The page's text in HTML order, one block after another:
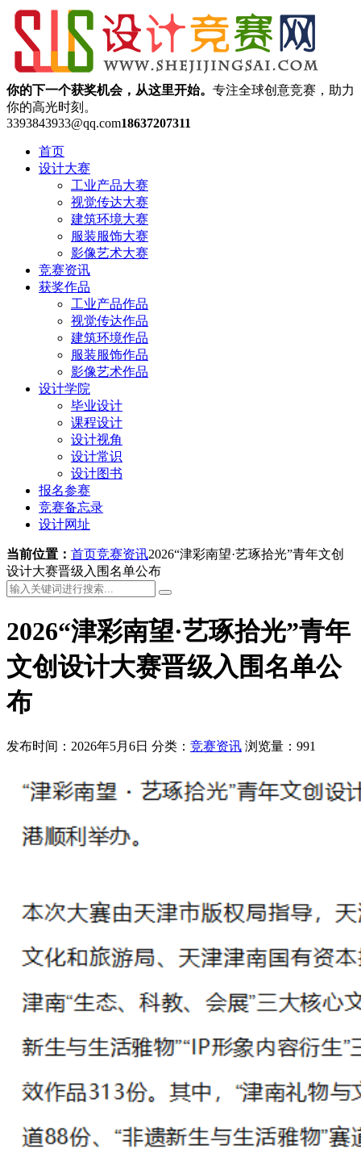
你的下一个获奖机会，从这里开始。 专注全球创意竞赛，助力
你的高光时刻。
3393843933@qq.com18637207311
首页
设计大赛
工业产品大赛
视觉传达大赛
建筑环境大赛
服装服饰大赛
影像艺术大赛
竞赛资讯
获奖作品
工业产品作品
视觉传达作品
建筑环境作品
服装服饰作品
影像艺术作品
设计学院
毕业设计
课程设计
设计视角
设计常识
设计图书
报名参赛
竞赛备忘录
设计网址
当前位置： 首页竞赛资讯2026“津彩南望·艺琢拾光”青年文创
设计大赛晋级入围名单公布
2026“津彩南望·艺琢拾光”青年
文创设计大赛晋级入围名单公
布
发布时间：2026年5月6日 分类： 竞赛资讯 浏览量：991